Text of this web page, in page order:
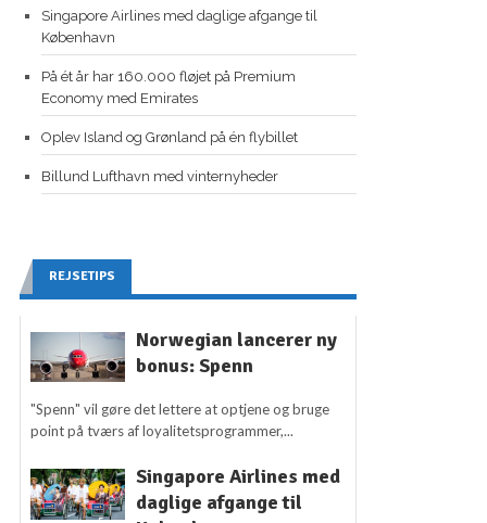
Singapore Airlines med daglige afgange til
København
På ét år har 160.000 fløjet på Premium
Economy med Emirates
Oplev Island og Grønland på én flybillet
Billund Lufthavn med vinternyheder
REJSETIPS
Norwegian lancerer ny
bonus: Spenn
"Spenn" vil gøre det lettere at optjene og bruge
point på tværs af loyalitetsprogrammer,...
Singapore Airlines med
daglige afgange til